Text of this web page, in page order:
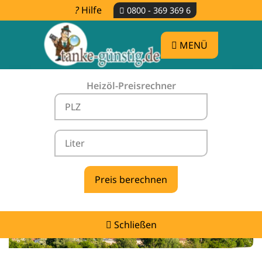
Hilfe 0800 - 369 369 6
MENÜ
Heizöl-Preisrechner
Schließen
Heizölpreise Illmensee -
vergleichen & günstig tanken